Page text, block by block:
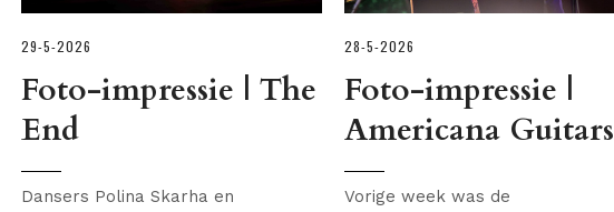
29-5-2026
Foto-impressie | The
End
Dansers Polina Skarha en
28-5-2026
Foto-impressie |
Americana Guitars
Vorige week was de